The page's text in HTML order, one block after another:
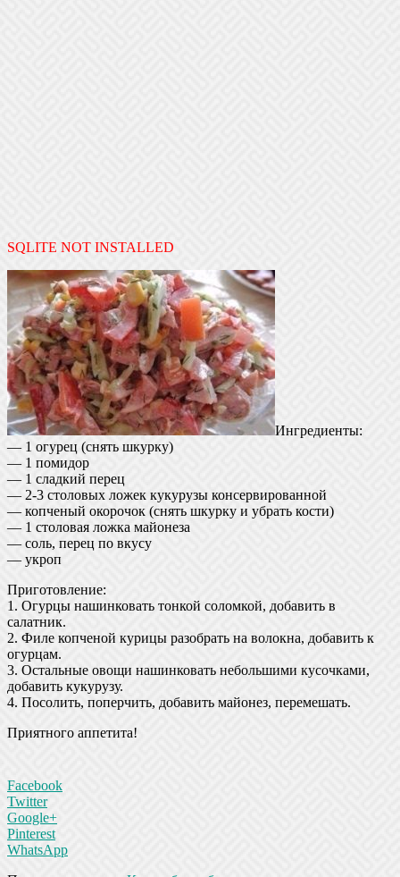
SQLITE NOT INSTALLED
Ингредиенты:
— 1 огурец (снять шкурку)
— 1 помидор
— 1 сладкий перец
— 2-3 столовых ложек кукурузы консервированной
— копченый окорочок (снять шкурку и убрать кости)
— 1 столовая ложка майонеза
— соль, перец по вкусу
— укроп
Приготовление:
1. Огурцы нашинковать тонкой соломкой, добавить в
салатник.
2. Филе копченой курицы разобрать на волокна, добавить к
огурцам.
3. Остальные овощи нашинковать небольшими кусочками,
добавить кукурузу.
4. Посолить, поперчить, добавить майонез, перемешать.
Приятного аппетита!
Facebook
Twitter
Google+
Pinterest
WhatsApp